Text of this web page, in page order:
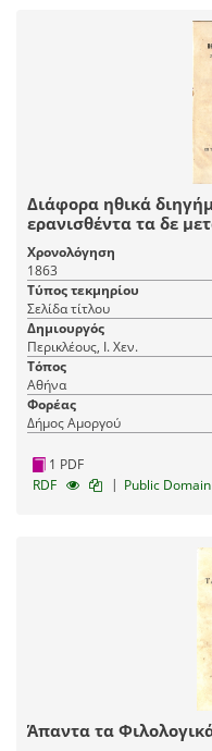
Διάφορα ηθικά
ερανισθέντα τα δε
Χρονολόγηση
1863
Τύπος τεκμηρίου
Σελίδα τίτλου
Δημιουργός
Περικλέους, Ι. Χεν.
Τόπος
Αθήνα
Φορέας
Δήμος Αμοργού
1 PDF
RDF
| Public
Άπαντα τα